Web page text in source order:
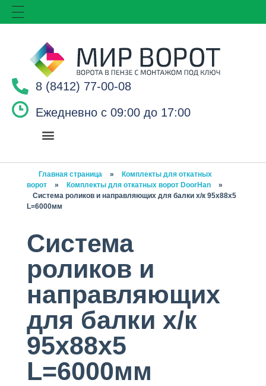
8 (8412) 77-00-08
Ежедневно с 09:00 до 17:00
Главная страница »
Комплекты для откатных
ворот
» Комплекты для откатных ворот DoorHan
»
Система роликов и направляющих для балки х/к 95х88х5
L=6000мм
Система
роликов и
направляющих
для балки х/к
95х88х5
L=6000мм